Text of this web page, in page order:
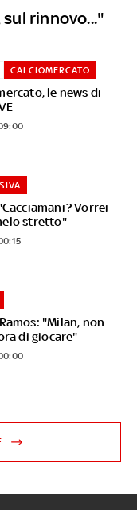
rinnovo..."
le news di
CALCIOMERCATO
Vorrei
stretto"
"Milan, non
di giocare"